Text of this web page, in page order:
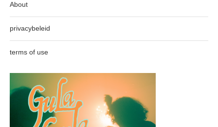
About
privacybeleid
terms of use